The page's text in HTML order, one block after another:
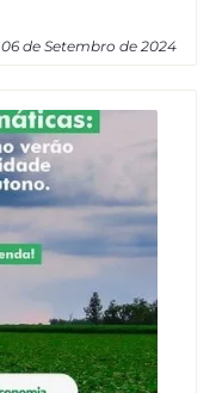
06 de Setembro de 2024